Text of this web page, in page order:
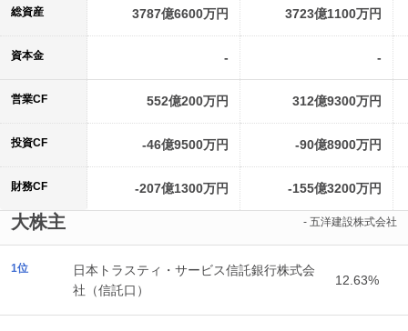
3787億6600万円 3723億1100万円
- -
552億200万円 312億9300万円
-46億9500万円 -90億8900万円
-207億1300万円 -155億3200万円
総資産
資本金
営業CF
投資CF
財務CF
大株主 - 五洋建設株式会社
1位
日本トラスティ・サービス信託銀行株式会
社（信託口）
12.63%